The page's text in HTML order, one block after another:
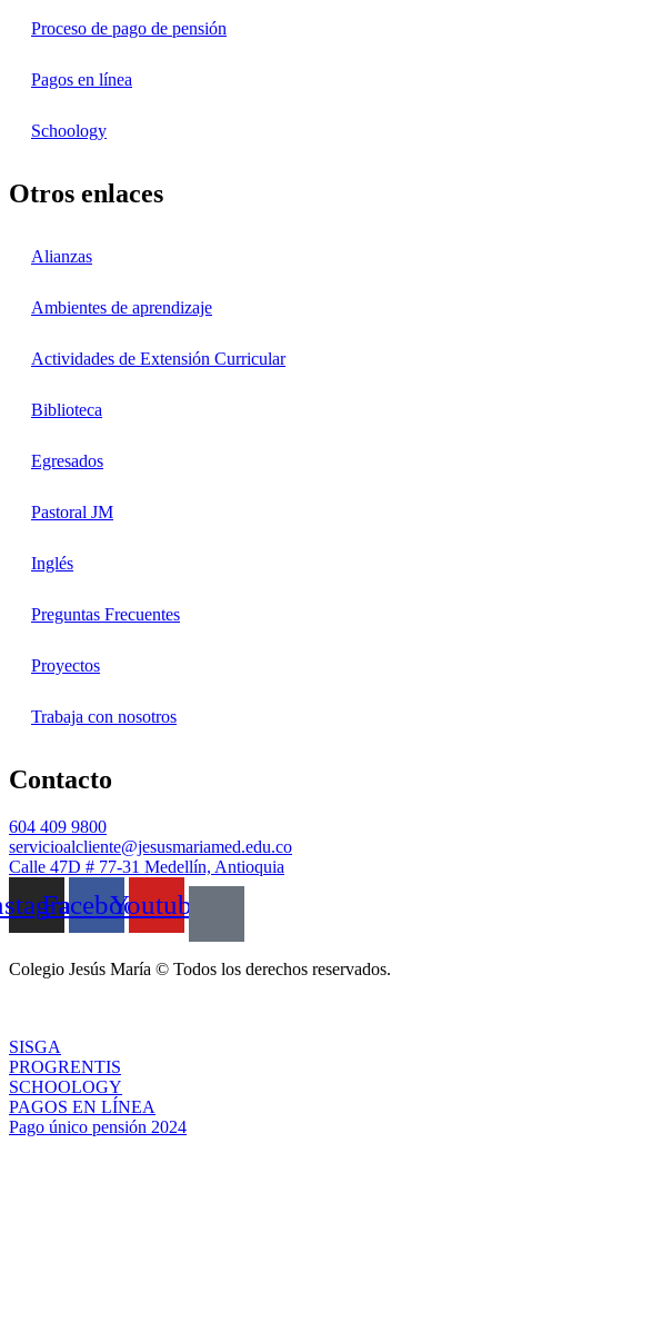
Proceso de pago de pensión
Pagos en línea
Schoology
Otros enlaces
Alianzas
Ambientes de aprendizaje
Actividades de Extensión Curricular
Biblioteca
Egresados
Pastoral JM
Inglés
Preguntas Frecuentes
Proyectos
Trabaja con nosotros
Contacto
604 409 9800
servicioalcliente@jesusmariamed.edu.co
Calle 47D # 77-31 Medellín, Antioquia
FacebookYoutube
Colegio Jesús María © Todos los derechos reservados.
SISGA
PROGRENTIS
SCHOOLOGY
PAGOS EN LÍNEA
Pago único pensión 2024